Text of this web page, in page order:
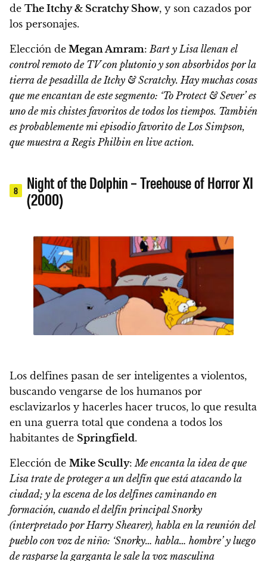
de The Itchy & Scratchy Show, y son cazados por
los personajes.
Elección de Megan Amram: Bart y Lisa llenan el
control remoto de TV con plutonio y son absorbidos por la
tierra de pesadilla de Itchy & Scratchy. Hay muchas cosas
que me encantan de este segmento: ‘To Protect & Sever’ es
uno de mis chistes favoritos de todos los tiempos. También
es probablemente mi episodio favorito de Los Simpson,
que muestra a Regis Philbin en live action.
8
Night of the Dolphin – Treehouse of Horror XI
(2000)
Los delfines pasan de ser inteligentes a violentos,
buscando vengarse de los humanos por
esclavizarlos y hacerles hacer trucos, lo que resulta
en una guerra total que condena a todos los
habitantes de Springfield.
Elección de Mike Scully: Me encanta la idea de que
Lisa trate de proteger a un delfín que está atacando la
ciudad; y la escena de los delfines caminando en
formación, cuando el delfín principal Snorky
(interpretado por Harry Shearer), habla en la reunión del
pueblo con voz de niño: ‘Snorky… habla… hombre’ y luego
de rasparse la garganta le sale la voz masculina